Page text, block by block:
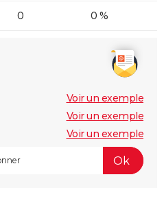
0 0 %
Voir un exemple
Voir un exemple
Voir un exemple